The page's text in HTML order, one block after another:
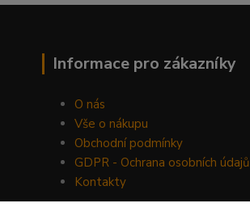
Informace pro zákazníky
O nás
Vše o nákupu
Obchodní podmínky
GDPR - Ochrana osobních údajů
Kontakty